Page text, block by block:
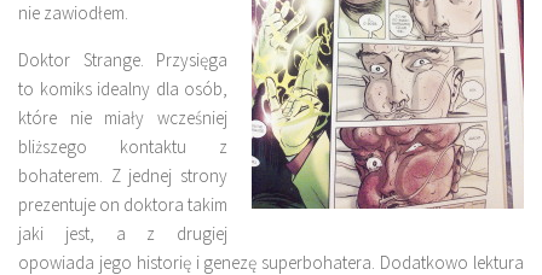
nie zawiodłem.
Doktor Strange. Przysięga
to komiks idealny dla osób,
które nie miały wcześniej
bliższego kontaktu z
bohaterem. Z jednej strony
prezentuje on doktora takim
jaki jest, a z drugiej
opowiada jego historię i genezę superbohatera. Dodatkowo lektura